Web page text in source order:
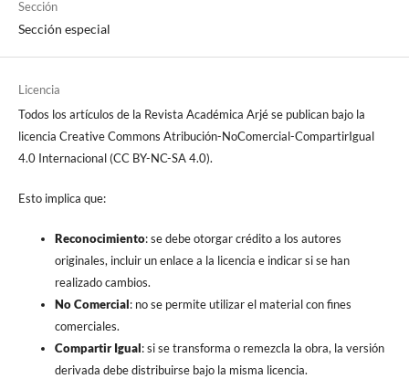
Sección
Sección especial
Licencia
Todos los artículos de la Revista Académica Arjé se publican bajo la
licencia Creative Commons Atribución-NoComercial-CompartirIgual
4.0 Internacional (CC BY-NC-SA 4.0).
Esto implica que:
Reconocimiento: se debe otorgar crédito a los autores
originales, incluir un enlace a la licencia e indicar si se han
realizado cambios.
No Comercial: no se permite utilizar el material con fines
comerciales.
Compartir Igual: si se transforma o remezcla la obra, la versión
derivada debe distribuirse bajo la misma licencia.